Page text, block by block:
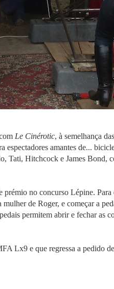
Le Cinérotic, à semelhança
amantes de...
Tati, Hitchcock e James Bond,
no concurso Lépine.
de Roger, e começar a
permitem abrir e fechar as
Lx9 e que regressa a pedido